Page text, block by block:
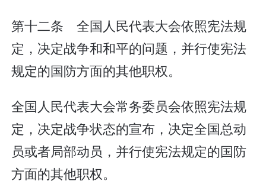
第十二条 全国人民代表大会依照宪法规
定，决定战争和和平的问题，并行使宪法
规定的国防方面的其他职权。
全国人民代表大会常务委员会依照宪法规
定，决定战争状态的宣布，决定全国总动
员或者局部动员，并行使宪法规定的国防
方面的其他职权。